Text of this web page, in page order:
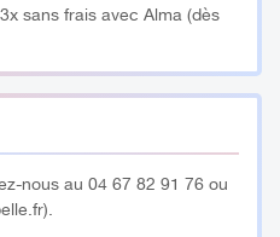
sans frais avec Alma (dès
nous au 04 67 82 91 76 ou